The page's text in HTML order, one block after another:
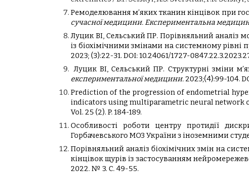
Ремоделювання м’яких тканин кінцівок при
сучасної медицини. Експериментальна медицина
Луцик ВІ, Сельський ПР. Порівняльний аналіз
із біохімічними змінами на системному рівні
2023; (3):22-31. DOI: 10.24061/1727-
Луцик ВІ, Сельський ПР. Структурні зміни
експериментальної медицини.2023;(4):99-104.
Prediction of the progression of endometrial
indicators using multiparametric neural network
Vol. 25 (2). P. 184-189.
Особливості роботи центру протидії
Горбачевського МОЗ України з іноземними
Порівняльний аналіз біохімічних змін на
кінцівок щурів із застосуванням
2022. № 3. С. 49-55.